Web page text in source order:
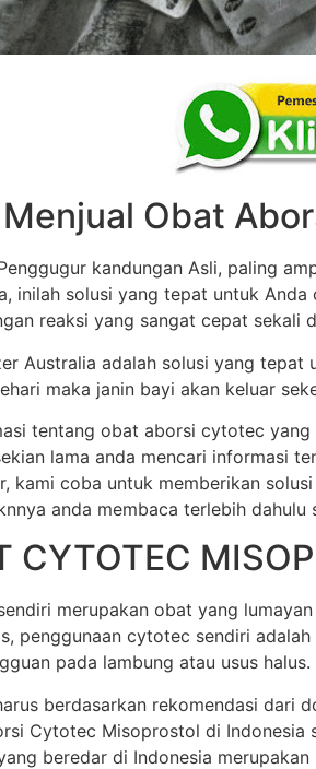
Obat
kandungan Asli, paling
inilah solusi yang tepat untuk
reaksi yang sangat cepat
Australia adalah solusi yang
maka janin bayi akan keluar
tentang obat aborsi cytotec
lama anda mencari informasi
kami coba untuk memberikan
anda membaca terlebih
CYTOTEC
merupakan obat yang
penggunaan cytotec sendiri
pada lambung atau usus halus.
berdasarkan rekomendasi dari
Cytotec Misoprostol di
beredar di Indonesia